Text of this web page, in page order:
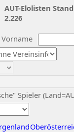
Vorname
Spieler
AUT-Elolisten
2.226